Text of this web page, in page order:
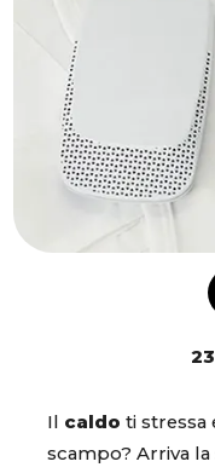
Il caldo ti stressa
scampo? Arriva